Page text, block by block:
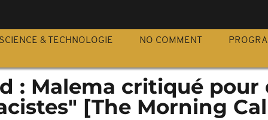
SCIENCE & TECHNOLOGIE NO COMMENT
: Malema critiqué pour
[The Morning